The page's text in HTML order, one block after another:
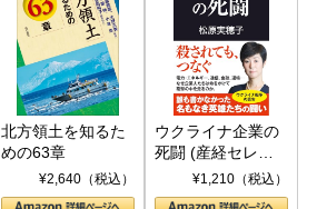
北方領土を知るた
めの63章
¥2,640（税込）
ウクライナ企業の
死闘 (産経セレク
ト S 039)¥1,210（税込）